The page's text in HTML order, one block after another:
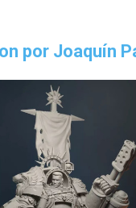
por Joaquín